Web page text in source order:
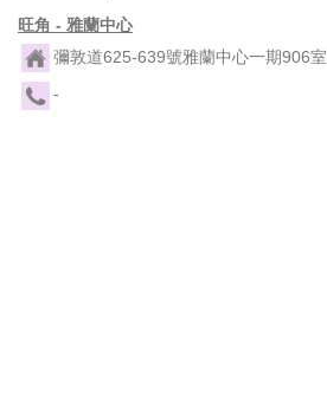
旺角 - 雅蘭中心
彌敦道625-639號雅蘭中心一期906室
-